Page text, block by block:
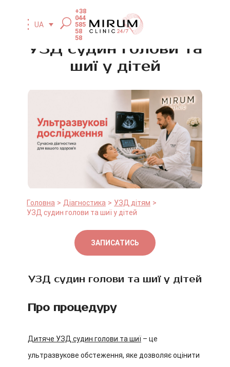
UA
+38
044
585
58
58
УЗД судин голови та
шиї у дітей
Головна Діагностика
УЗД дітям
УЗД судин голови та шиї у дітей
ЗАПИСАТИСЬ
УЗД судин голови та шиї у дітей
Про процедуру
Дитяче УЗД судин голови та шиї – це
ультразвукове обстеження, яке дозволяє оцінити